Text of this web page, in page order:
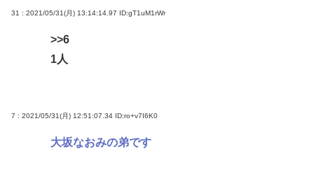
31 : 2021/05/31(月) 13:14:14.97 ID:gT1uM1rWr
>>6
1人
7 : 2021/05/31(月) 12:51:07.34 ID:ro+v7I6K0
大坂なおみの弟です